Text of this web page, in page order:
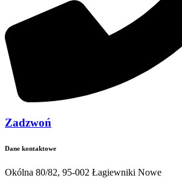
Zadzwoń
Dane kontaktowe
Okólna 80/82, 95-002 Łagiewniki Nowe